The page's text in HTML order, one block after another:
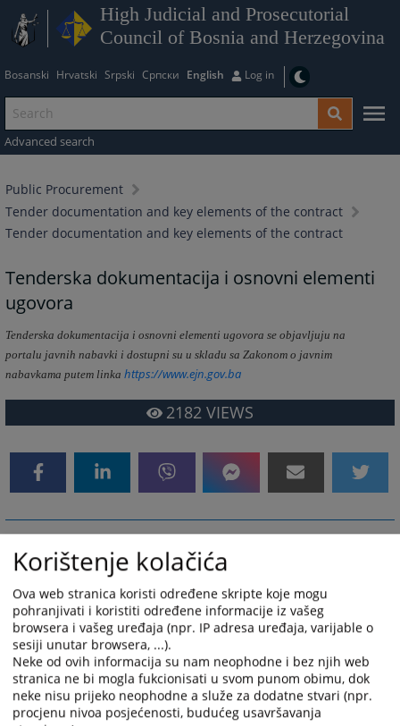
High Judicial and Prosecutorial
Council of Bosnia and Herzegovina
Bosanski Hrvatski Srpski Српски English Log in
Advanced search
Public Procurement
Tender documentation and key elements of the contract
Tender documentation and key elements of the contract
Tenderska dokumentacija i osnovni elementi
ugovora
Tenderska dokumentacija i osnovni elementi ugovora se objavljuju na
portalu javnih nabavki i dostupni su u skladu sa Zakonom o javnim
nabavkama putem linkahttps://www.ejn.gov.ba
2182 VIEWS
Uputstvo za pristup tenderskoj
dokumentaciji
U ovom dijelu moguće je preuzeti tenderske
dokumentacije za postupke nabavki koje se provode u
skladu sa međunarodnim sporazumom.
Preuzimanje tenderske dokumentacije je moguće na
način opisan u priloženom Uputstvu.
Korištenje kolačića
Ova web stranica koristi određene skripte koje mogu
pohranjivati i koristiti određene informacije iz vašeg
browsera i vašeg uređaja (npr. IP adresa uređaja, varijable o
sesiji unutar browsera, ...).
Neke od ovih informacija su nam neophodne i bez njih web
stranica ne bi mogla fukcionisati u svom punom obimu, dok
neke nisu prijeko neophodne a služe za dodatne stvari (npr.
procjenu nivoa posjećenosti, budućeg usavršavanja